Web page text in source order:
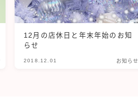
12月の店休日と年末年始のお知
らせ
2018.12.01 お知らせ